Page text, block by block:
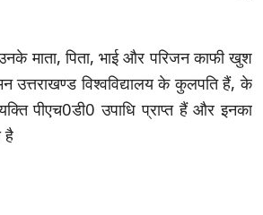
माता, पिता, भाई और परिजन काफी खुश
उत्तराखण्ड विश्वविद्यालय के कुलपति हैं, के
पीएच0डी0 उपाधि प्राप्त हैं और इनका
है